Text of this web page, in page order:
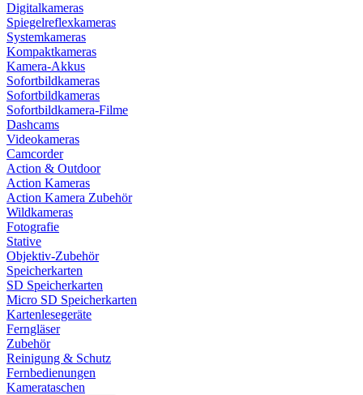
Digitalkameras
Spiegelreflexkameras
Systemkameras
Kompaktkameras
Kamera-Akkus
Sofortbildkameras
Sofortbildkameras
Sofortbildkamera-Filme
Dashcams
Videokameras
Camcorder
Action & Outdoor
Action Kameras
Action Kamera Zubehör
Wildkameras
Fotografie
Stative
Objektiv-Zubehör
Speicherkarten
SD Speicherkarten
Micro SD Speicherkarten
Kartenlesegeräte
Ferngläser
Zubehör
Reinigung & Schutz
Fernbedienungen
Kamerataschen